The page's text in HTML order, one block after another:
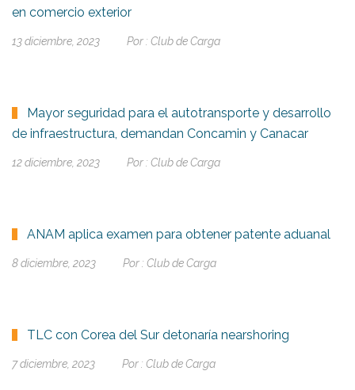
en comercio exterior
13 diciembre, 2023 Por : Club de Carga
Mayor seguridad para el autotransporte y desarrollo
de infraestructura, demandan Concamin y Canacar
12 diciembre, 2023 Por : Club de Carga
ANAM aplica examen para obtener patente aduanal
8 diciembre, 2023 Por : Club de Carga
TLC con Corea del Sur detonaría nearshoring
7 diciembre, 2023 Por : Club de Carga